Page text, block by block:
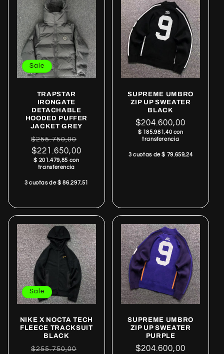
Sale
TRAPSTAR
IRONGATE
DETACHABLE
HOODED PUFFER
JACKET GREY
Regular
price
$255.750,00
$221.650,00
$ 201.479,85 con
transferencia
3 cuotas de $ 86.297,51
SUPREME UMBRO
ZIP UP SWEATER
BLACK
Regular
price
$204.600,00
$ 185.981,40 con
transferencia
3 cuotas de $ 79.659,24
Sale
NIKE X NOCTA TECH
FLEECE TRACKSUIT
BLACK
Regular
$255.750,00
SUPREME UMBRO
ZIP UP SWEATER
PURPLE
Regular
$204.600,00